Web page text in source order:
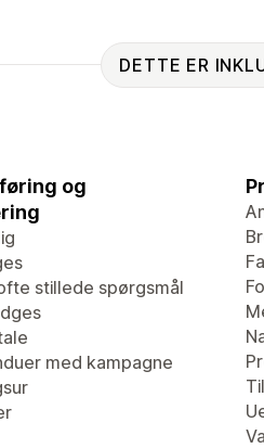
DETTE ER
og
stillede spørgsmål
med kampagne